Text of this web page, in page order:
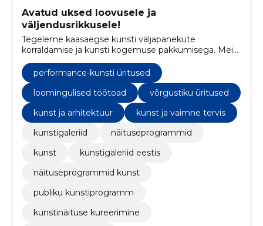
Avatud uksed loovusele ja
väljendusrikkusele!
Tegeleme kaasaegse kunsti väljapanekute
korraldamise ja kunsti kogemuse pakkumisega. Meie
näituse- ja esitlusruumid asuvad Tartus
Aparaaditehases.
performance-kunsti üritused
loomingulised töötoad
võrgustiku üritused
kunst ja arhitektuur
kunst ja vaimne tervis
kunstigaleriid
näituseprogrammid
kunst
kunstigaleriid eestis
näituseprogrammid kunst
publiku kunstiprogramm
kunstinäituse kureerimine